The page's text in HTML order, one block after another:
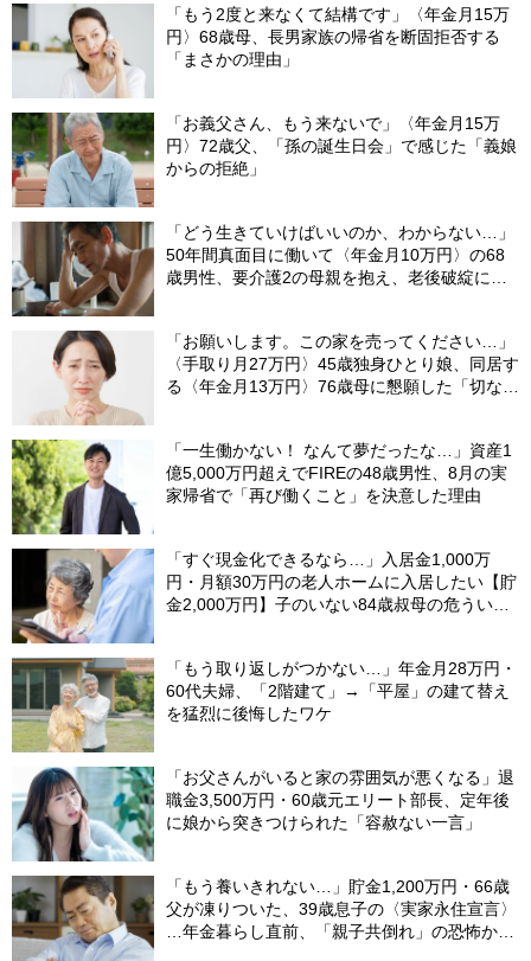
「もう2度と来なくて結構です」〈年金月15万
円〉68歳母、長男家族の帰省を断固拒否する
「まさかの理由」
「お義父さん、もう来ないで」〈年金月15万
円〉72歳父、「孫の誕生日会」で感じた「義娘
からの拒絶」
「どう生きていけばいいのか、わからない…」
50年間真面目に働いて〈年金月10万円〉の68
歳男性、要介護2の母親を抱え、老後破綻に怯
「お願いします。この家を売ってください…」
〈手取り月27万円〉45歳独身ひとり娘、同居す
る〈年金月13万円〉76歳母に懇願した「切ない
「一生働かない！ なんて夢だったな…」資産1
億5,000万円超えでFIREの48歳男性、8月の実
家帰省で「再び働くこと」を決意した理由
「すぐ現金化できるなら…」入居金1,000万
円・月額30万円の老人ホームに入居したい【貯
金2,000万円】子のいない84歳叔母の危うい決
「もう取り返しがつかない…」年金月28万円・
60代夫婦、「2階建て」→「平屋」の建て替え
を猛烈に後悔したワケ
「お父さんがいると家の雰囲気が悪くなる」退
職金3,500万円・60歳元エリート部長、定年後
に娘から突きつけられた「容赦ない一言」
「もう養いきれない…」貯金1,200万円・66歳
父が凍りついた、39歳息子の〈実家永住宣言〉
…年金暮らし直前、「親子共倒れ」の恐怖から